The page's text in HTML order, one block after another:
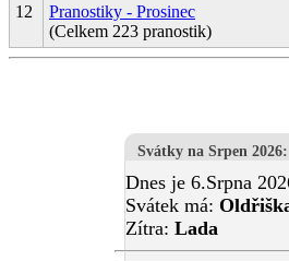
12
Pranostiky - Prosinec
(Celkem 223 pranostik)
Svátky na Srpen 2026:
Dnes je 6.Srpna
Svátek má:
Zítra: Lada